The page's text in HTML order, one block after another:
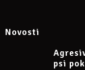
Novosti
psi